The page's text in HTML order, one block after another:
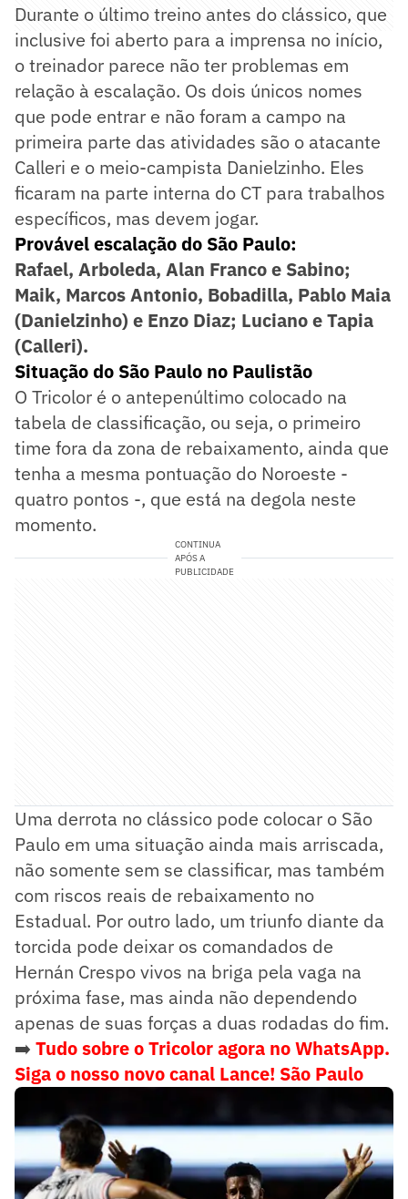
Durante o último treino antes do clássico, que
inclusive foi aberto para a imprensa no início,
o treinador parece não ter problemas em
relação à escalação. Os dois únicos nomes
que pode entrar e não foram a campo na
primeira parte das atividades são o atacante
Calleri e o meio-campista Danielzinho. Eles
ficaram na parte interna do CT para trabalhos
específicos, mas devem jogar.
Provável escalação do São Paulo:
Rafael, Arboleda, Alan Franco e Sabino;
Maik, Marcos Antonio, Bobadilla, Pablo Maia
(Danielzinho) e Enzo Diaz; Luciano e Tapia
(Calleri).
Situação do São Paulo no Paulistão
O Tricolor é o antepenúltimo colocado na
tabela de classificação, ou seja, o primeiro
time fora da zona de rebaixamento, ainda que
tenha a mesma pontuação do Noroeste -
quatro pontos -, que está na degola neste
momento.
CONTINUA
APÓS A
PUBLICIDADE
Uma derrota no clássico pode colocar o São
Paulo em uma situação ainda mais arriscada,
não somente sem se classificar, mas também
com riscos reais de rebaixamento no
Estadual. Por outro lado, um triunfo diante da
torcida pode deixar os comandados de
Hernán Crespo vivos na briga pela vaga na
próxima fase, mas ainda não dependendo
apenas de suas forças a duas rodadas do fim.
➡️ Tudo sobre o Tricolor agora no WhatsApp.
Siga o nosso novo canal Lance! São Paulo